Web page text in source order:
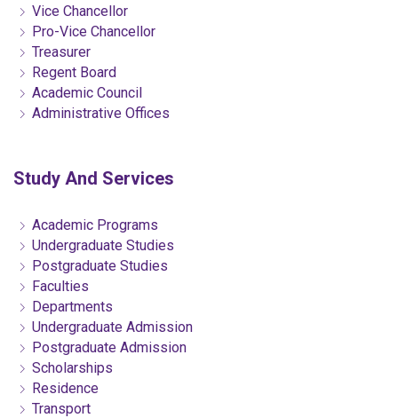
Vice Chancellor
Pro-Vice Chancellor
Treasurer
Regent Board
Academic Council
Administrative Offices
Study And Services
Academic Programs
Undergraduate Studies
Postgraduate Studies
Faculties
Departments
Undergraduate Admission
Postgraduate Admission
Scholarships
Residence
Transport